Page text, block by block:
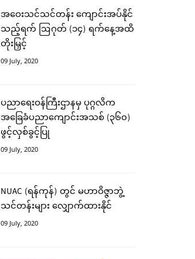
အဝေးသင်သင်တန်း ကျောင်းအပ်နိုင်
သည့်ရက် ဩဂုတ် (၁၄) ရက်နေ့အထိ
တိုးမြှင့်
09 July, 2020
ပညာရေးဝန်ကြီးဌာနမှ ပုဂ္ဂလိက
အခြေခံပညာကျောင်းအသစ် (၃၆၀)
ဖွင့်လှစ်ခွင့်ပြု
09 July, 2020
NUAC (ရန်ကုန်) တွင် မဟာဝိဇ္ဇာဘွဲ့
သင်တန်းများ လျှောက်ထားနိုင်
09 July, 2020